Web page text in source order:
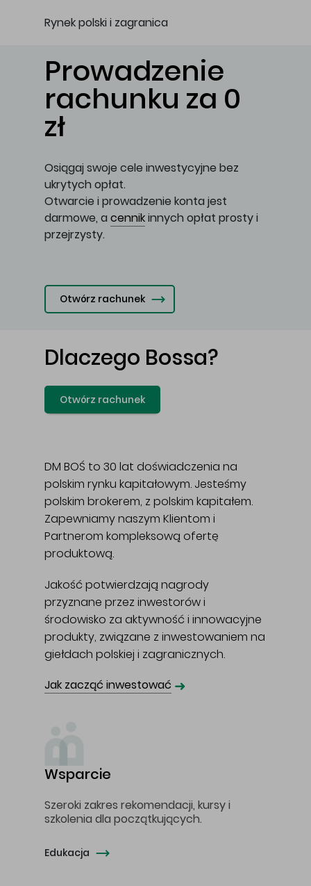
Rynek polski i zagranica
Prowadzenie
rachunku za 0
zł
Osiągaj swoje cele inwestycyjne bez
ukrytych opłat.
Otwarcie i prowadzenie konta jest
darmowe, a cennikinnych opłat prosty i
przejrzysty.
Otwórz rachunek
Dlaczego Bossa?
Otwórz rachunek
DM BOŚ to 30 lat doświadczenia na
polskim rynku kapitałowym. Jesteśmy
polskim brokerem, z polskim kapitałem.
Zapewniamy naszym Klientom i
Partnerom kompleksową ofertę
produktową.
Jakość potwierdzają nagrody
przyznane przez inwestorów i
środowisko za aktywność i innowacyjne
produkty, związane z inwestowaniem na
giełdach polskiej i zagranicznych.
Jak zacząć inwestować ➜
Wsparcie
Szeroki zakres rekomendacji, kursy i
szkolenia dla początkujących.
Edukacja